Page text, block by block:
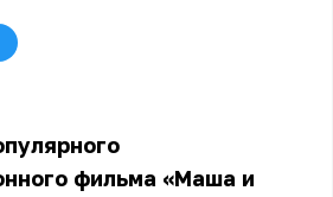
фильма «Маша и